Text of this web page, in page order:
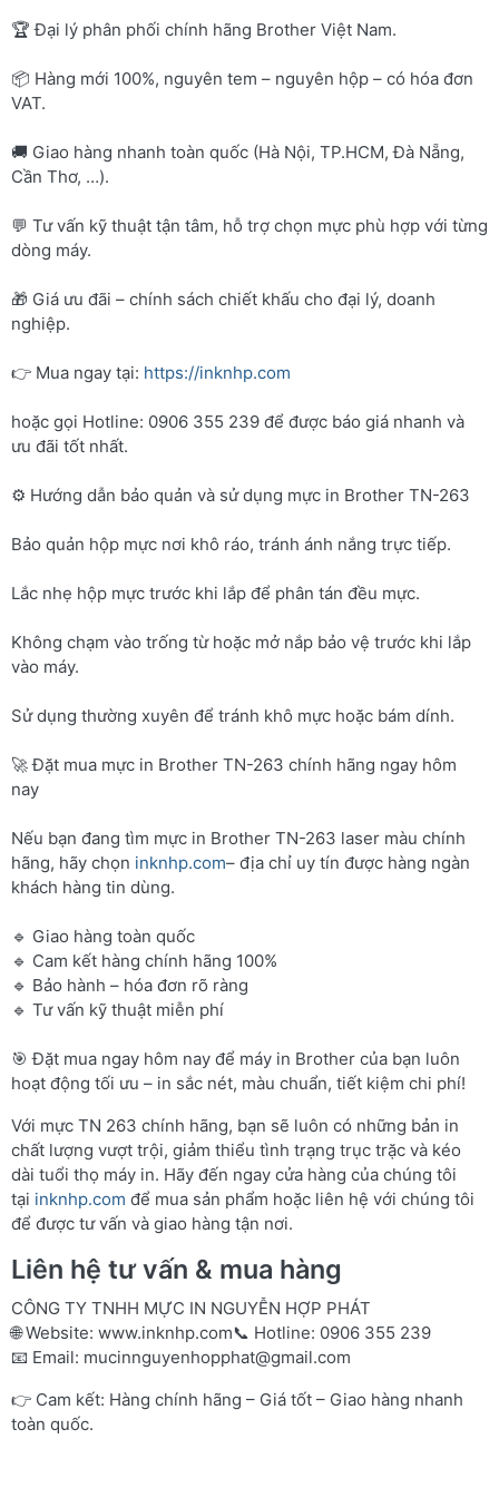
🏆 Đại lý phân phối chính hãng Brother Việt Nam.
📦 Hàng mới 100%, nguyên tem – nguyên hộp – có hóa đơn
VAT.
🚚 Giao hàng nhanh toàn quốc (Hà Nội, TP.HCM, Đà Nẵng,
Cần Thơ, …).
💬 Tư vấn kỹ thuật tận tâm, hỗ trợ chọn mực phù hợp với từng
dòng máy.
🎁 Giá ưu đãi – chính sách chiết khấu cho đại lý, doanh
nghiệp.
👉 Mua ngay tại: https://inknhp.com
hoặc gọi Hotline: 0906 355 239 để được báo giá nhanh và
ưu đãi tốt nhất.
⚙️ Hướng dẫn bảo quản và sử dụng mực in Brother TN-263
Bảo quản hộp mực nơi khô ráo, tránh ánh nắng trực tiếp.
Lắc nhẹ hộp mực trước khi lắp để phân tán đều mực.
Không chạm vào trống từ hoặc mở nắp bảo vệ trước khi lắp
vào máy.
Sử dụng thường xuyên để tránh khô mực hoặc bám dính.
🚀 Đặt mua mực in Brother TN-263 chính hãng ngay hôm
nay
Nếu bạn đang tìm mực in Brother TN-263 laser màu chính
hãng, hãy chọn inknhp.com– địa chỉ uy tín được hàng ngàn
khách hàng tin dùng.
🔹 Giao hàng toàn quốc
🔹 Cam kết hàng chính hãng 100%
🔹 Bảo hành – hóa đơn rõ ràng
🔹 Tư vấn kỹ thuật miễn phí
🎯 Đặt mua ngay hôm nay để máy in Brother của bạn luôn
hoạt động tối ưu – in sắc nét, màu chuẩn, tiết kiệm chi phí!
Với mực TN 263 chính hãng, bạn sẽ luôn có những bản in
chất lượng vượt trội, giảm thiểu tình trạng trục trặc và kéo
dài tuổi thọ máy in. Hãy đến ngay cửa hàng của chúng tôi
tại inknhp.com để mua sản phẩm hoặc liên hệ với chúng tôi
để được tư vấn và giao hàng tận nơi.
Liên hệ tư vấn & mua hàng
CÔNG TY TNHH MỰC IN NGUYỄN HỢP PHÁT
🌐 Website: www.inknhp.com📞 Hotline: 0906 355 239
📧 Email: mucinnguyenhopphat@gmail.com
👉 Cam kết: Hàng chính hãng – Giá tốt – Giao hàng nhanh
toàn quốc.